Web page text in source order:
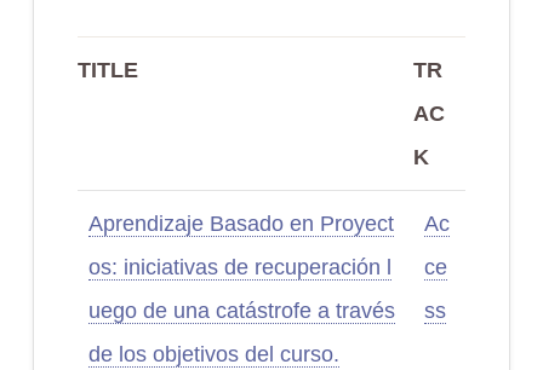
TITLE
TR
AC
K
Aprendizaje Basado en Proyect
os: iniciativas de recuperación l
uego de una catástrofe a través
de los objetivos del curso.
Ac
ce
ss